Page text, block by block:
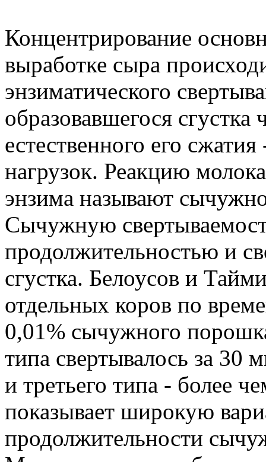
Концентрирование
выработке сыра
энзиматического
образовавшегося
естественного его
нагрузок. Реакцию
энзима называют
Сычужную
продолжительностью и
сгустка. Белоусов и
отдельных коров по
0,01% сычужного
типа свертывалось за 30
и третьего типа - более
показывает широкую
продолжительности